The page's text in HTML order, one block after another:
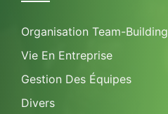
Organisation Team-Building
Vie En Entreprise
Gestion Des Équipes
Divers